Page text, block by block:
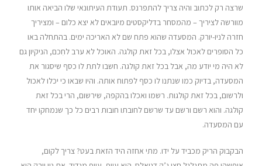
שרצה רק לכתוב והיה צריך להתפרנס. תעודת העיתונאי שלו הביאה אותו
מוורשה לציריך – מהמסחר בדליקסטים מיובאים לא יצא כלום – ומציריך
חזרה לניו-יורק. המסעדה שהוא פתח שם לא האריכה ימים. בהתחלה באו
כל הסופרים לאכול אצלו, בכל זאת קולגה. האוכל לא ערב לחִכם, הניקיון גם
לא היה מי יודע מה, אבל בכל זאת קולגה. חשבו לתת לו כסף שיסגור את
המסעדה, בדיוק כמו שנתנו לו כסף לפתוח אותה. והיו שבאו כי יכלו לאכול
ולרשום, בכל זאת קולגות. רשמו ואכלו בהקפה, שירשום, הרי בכל זאת
קולגה. והוא רשם ורשם עד שרשם לחובתו חובות רבים כל כך שנמחקו יחד
עם המסעדה.
הבקבוק הריק מכביד על ידו. מתי אחזה היד הזאת בעט? צריך לקום,